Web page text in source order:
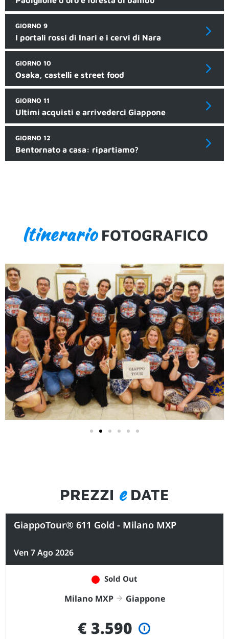
GIORNO 9
I portali rossi di Inari e i cervi di Nara
GIORNO 10
Osaka, castelli e street food
GIORNO 11
Ultimi acquisti e arrivederci Giappone
GIORNO 12
Bentornato a casa: ripartiamo?
ItinerarioFOTOGRAFICO
PREZZI eDATE
GiappoTour® 611 Gold - Milano MXP
Ven 7 Ago 2026
Sold Out
Milano MXP Giappone
€ 3.590